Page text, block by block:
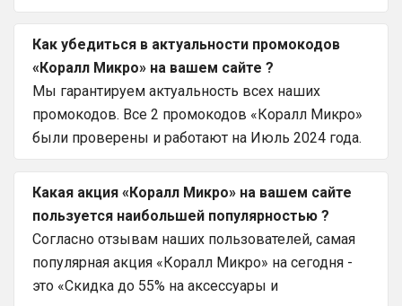
Как убедиться в актуальности промокодов
«Коралл Микро» на вашем сайте ?
Мы гарантируем актуальность всех наших
промокодов. Все 2 промокодов «Коралл Микро»
были проверены и работают на Июль 2024 года.
Какая акция «Коралл Микро» на вашем сайте
пользуется наибольшей популярностью ?
Согласно отзывам наших пользователей, самая
популярная акция «Коралл Микро» на сегодня -
это «Скидка до 55% на аксессуары и